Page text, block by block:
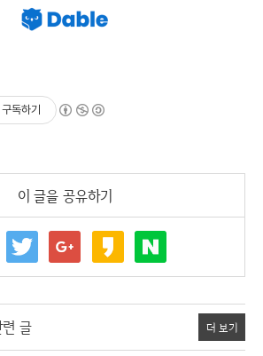
구독하기
이 글을 공유하기
글 더 보기